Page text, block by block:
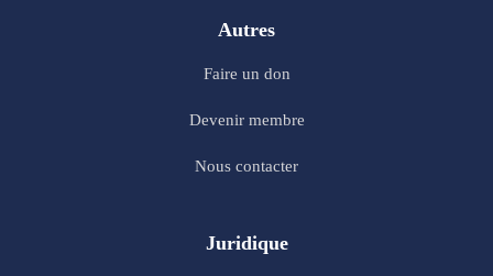
Autres
Faire un don
Devenir membre
Nous contacter
Juridique